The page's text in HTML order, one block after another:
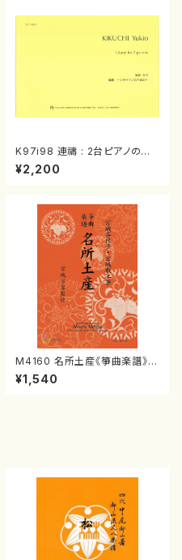
K97i98 連禱 : 2台ピアノのた
めの（2 Pianos / 菊池 幸夫 /
楽譜）
¥2,200
M4160 名所土産《箏曲楽譜》
（箏/宮城喜代子・宮城数江著・
宮城宗家監修/箏曲古典楽譜）
¥1,540